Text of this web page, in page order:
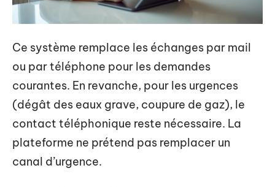
Ce système remplace les échanges par mail
ou par téléphone pour les demandes
courantes. En revanche, pour les urgences
(dégât des eaux grave, coupure de gaz), le
contact téléphonique reste nécessaire. La
plateforme ne prétend pas remplacer un
canal d’urgence.